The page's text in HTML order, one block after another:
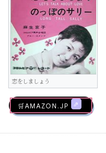
恋をしましょう
🛒AMAZON.jp